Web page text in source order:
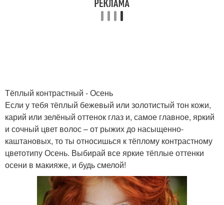
Тёплый контрастный - Осень
Если у тебя тёплый бежевый или золотистый тон кожи,
карий или зелёный оттенок глаз и, самое главное, яркий
и сочный цвет волос – от рыжих до насыщенно-
каштановых, то ты относишься к тёплому контрастному
цветотипу Осень. Выбирай все яркие тёплые оттенки
осени в макияже, и будь смелой!